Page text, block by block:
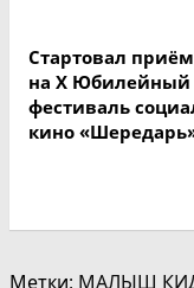
Стартовал
на X Юбилейный
фестиваль
кино
Метки: МАЛЫШ